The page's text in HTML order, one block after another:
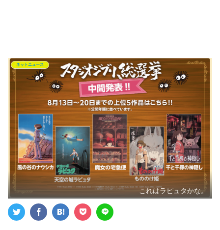
ネットニュース
これはラピュタかな。